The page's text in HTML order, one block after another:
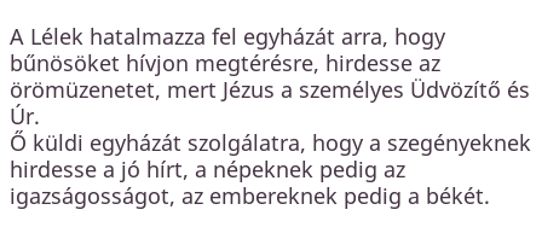
A Lélek hatalmazza fel egyházát arra, hogy
bűnösöket hívjon megtérésre, hirdesse az
örömüzenetet, mert Jézus a személyes Üdvözítő és
Úr.
Ő küldi egyházát szolgálatra, hogy a szegényeknek
hirdesse a jó hírt, a népeknek pedig az
igazságosságot, az embereknek pedig a békét.